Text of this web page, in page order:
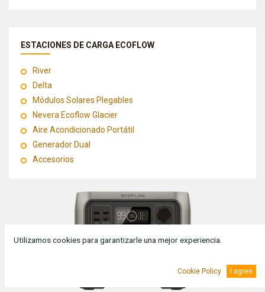
ESTACIONES DE CARGA ECOFLOW
River
Delta
Módulos Solares Plegables
Nevera Ecoflow Glacier
Aire Acondicionado Portátil
Generador Dual
Accesorios
Utilizamos cookies para garantizarle una mejor experiencia.
Cookie Policy I agree